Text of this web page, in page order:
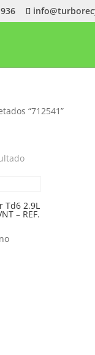
“712541”
Td6 2.9L
– REF.